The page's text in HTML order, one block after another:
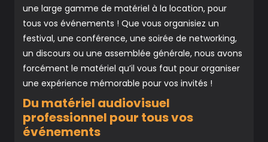
une large gamme de matériel à la location, pour
tous vos événements ! Que vous organisiez un
festival, une conférence, une soirée de networking,
un discours ou une assemblée générale, nous avons
forcément le matériel qu’il vous faut pour organiser
une expérience mémorable pour vos invités !
Du matériel audiovisuel
professionnel pour tous vos
événements